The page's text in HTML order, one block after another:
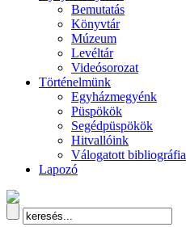
Bemutatás
Könyvtár
Múzeum
Levéltár
Videósorozat
Történelmünk
Egyházmegyénk
Püspökök
Segédpüspökök
Hitvallóink
Válogatott bibliográfia
Lapozó